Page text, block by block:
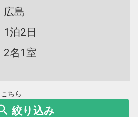
広島
1泊2日
2名1室
ちら
絞り込み